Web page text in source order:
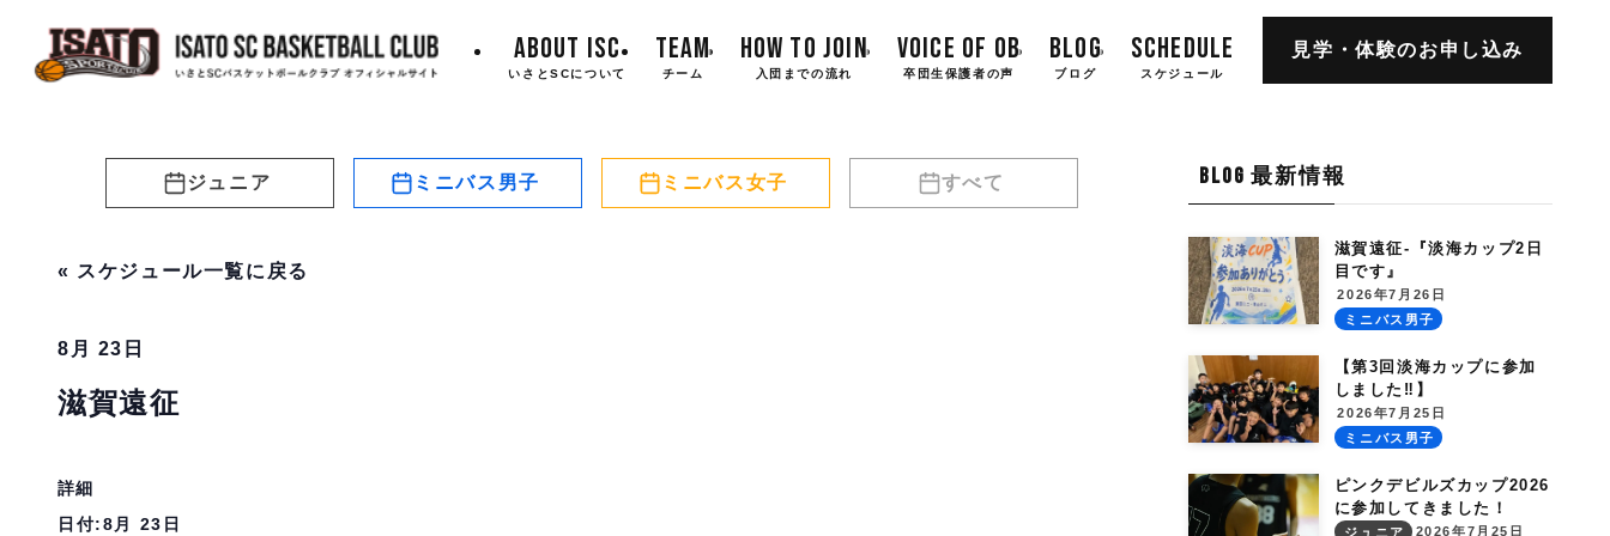
ABOUT ISC
いさとSCについて
TEAM
チーム
HOW TO JOIN
入団までの流れ
VOICE OF OB
卒団生保護者の声
BLOG
ブログ
SCHEDULE
スケジュール
見学・体験のお申し込み
ジュニア ミニバス男子 ミニバス女子 すべて
« スケジュール一覧に戻る
8月 23日
滋賀遠征
詳細
日付:8月 23日
BLOG 最新情報
滋賀遠征-『淡海カップ2日
目です』
2026年7月26日
ミニバス男子
【第3回淡海カップに参加
しました‼︎】
2026年7月25日
ミニバス男子
ピンクデビルズカップ2026
に参加してきました！
2026年7月25日
ジュニア